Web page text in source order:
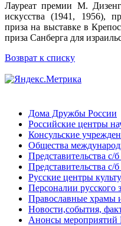
Лауреат премии М.
искусства (1941, 1956),
приза на выставке в
приза Санберга для
Возврат к списку
Дома Дружбы России
Российские центры
Консульские
Общества
Представительства
Представительства с/
Русские центры
Персоналии русского
Православные храмы
Новости,события,
Анонсы мероприятий